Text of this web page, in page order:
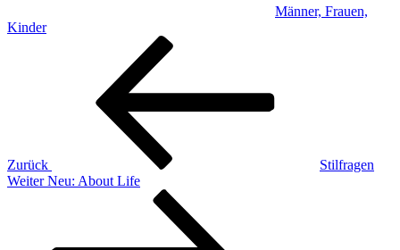
Männer, Frauen,
Kinder
Beitragsnavigation
Zurück
Stilfragen
Nächster
Weiter Neu: About Life